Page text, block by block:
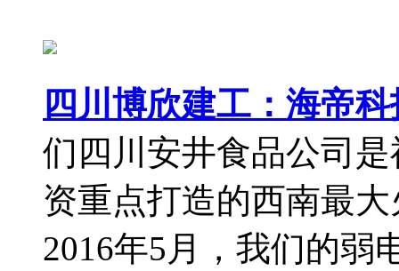
四川博欣建工：海帝
们四川安井食品公司
资重点打造的西南最
2016年5月，我们的弱